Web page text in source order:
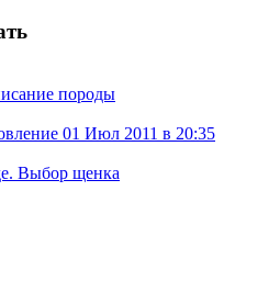
породы
01 Июл 2011 в 20:35
Выбор щенка